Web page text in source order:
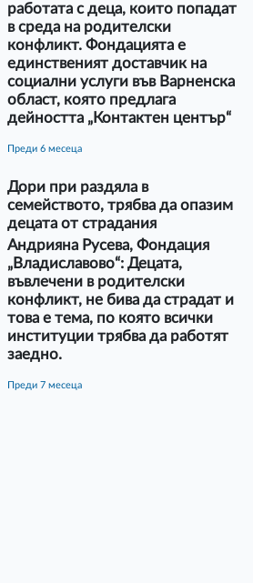
работата с деца, които попадат
в среда на родителски
конфликт. Фондацията е
единственият доставчик на
социални услуги във Варненска
област, която предлага
дейността „Контактен център“
преди 6 месеца
Дори при раздяла в
семейството, трябва да опазим
децата от страдания
Андрияна Русева, Фондация
„Владиславово“: Децата,
въвлечени в родителски
конфликт, не бива да страдат и
това е тема, по която всички
институции трябва да работят
заедно.
преди 7 месеца